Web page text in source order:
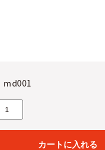
md001
カートに入れる